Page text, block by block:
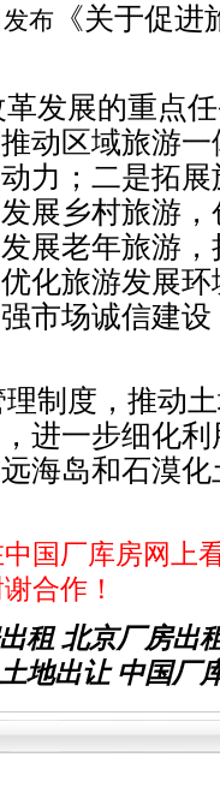
布 《关于促
发展的重点
动区域旅游
力；二是拓
展乡村旅游
展老年旅游
化旅游发展
市场诚信建
制度，推动
进一步细化
海岛和石漠
国厂库房网上
合作！
租 北京厂房出
地出让 中国厂